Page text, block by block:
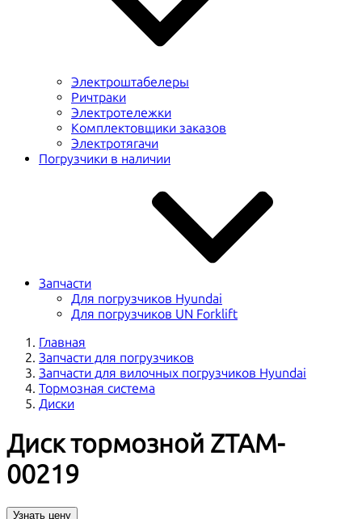
Электроштабелеры
Ричтраки
Электротележки
Комплектовщики заказов
Электротягачи
Погрузчики в наличии
Запчасти
Для погрузчиков Hyundai
Для погрузчиков UN Forklift
Главная
Запчасти для погрузчиков
Запчасти для вилочных погрузчиков Hyundai
Тормозная система
Диски
Диск тормозной ZTAM-
00219
Узнать цену